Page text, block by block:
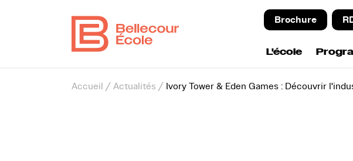
Vous êtes ici
Accueil / Actualités / Ivory Tower & Eden Games : Découvrir
Brochure
L'école